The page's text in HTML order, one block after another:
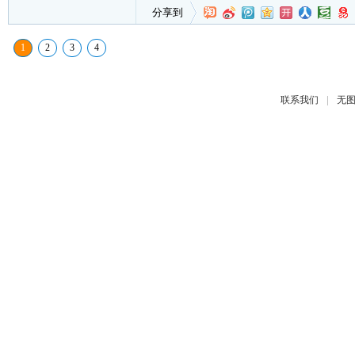
分享到
1 2 3 4
联系我们 | 无